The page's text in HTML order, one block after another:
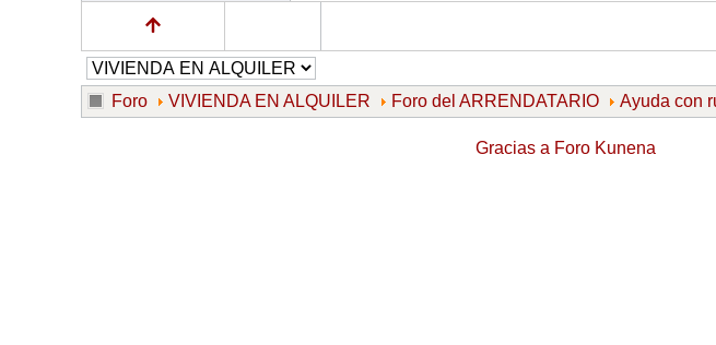
Foro VIVIENDA EN ALQUILER Foro del ARRENDATARIO Ayuda con
Gracias a Foro Kunena